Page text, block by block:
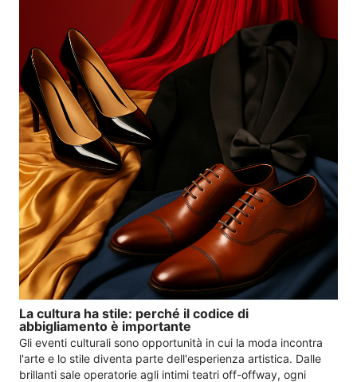
La cultura ha stile: perché il codice di
abbigliamento è importante
Gli eventi culturali sono opportunità in cui la moda incontra
l'arte e lo stile diventa parte dell'esperienza artistica. Dalle
brillanti sale operatorie agli intimi teatri off-offway, ogni